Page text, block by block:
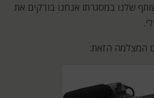
שלנו במסגרתו אנחנו בודקים את
המצלמה הזאת: